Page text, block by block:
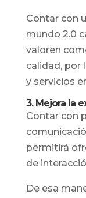
Contar con
mundo 2.0
valoren
calidad, por
y servicios
3. Mejora la
Contar con
permitirá
de
De esa